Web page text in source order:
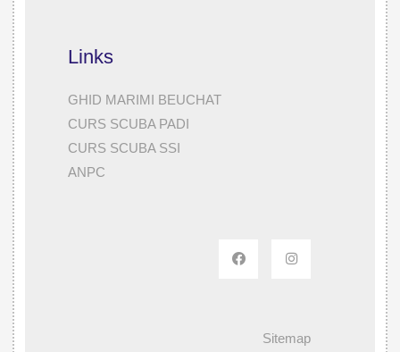
Links
GHID MARIMI BEUCHAT
CURS SCUBA PADI
CURS SCUBA SSI
ANPC
Sitemap